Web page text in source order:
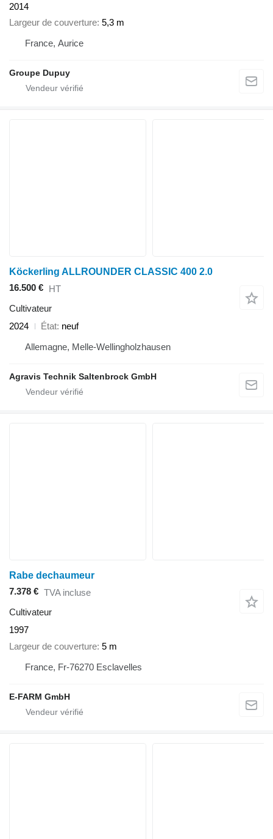
2014
Largeur de couverture 5,3 m
France, Aurice
Groupe Dupuy
Köckerling ALLROUNDER CLASSIC 400 2.0
16.500 € HT
Cultivateur
2024
État neuf
Allemagne, Melle-Wellingholzhausen
Agravis Technik Saltenbrock GmbH
Rabe dechaumeur
7.378 € TVA incluse
Cultivateur
1997
Largeur de couverture 5 m
France, Fr-76270 Esclavelles
E-FARM GmbH